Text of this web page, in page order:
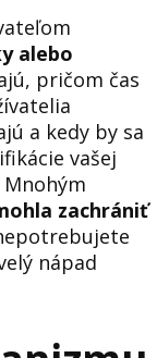
alebo
pričom čas
a kedy by sa
vašej
zachrániť
nápad